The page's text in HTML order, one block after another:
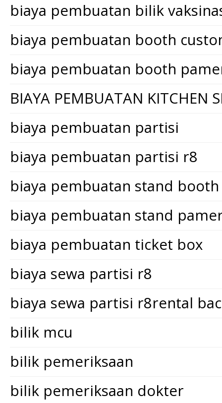
biaya pembuatan bilik
biaya pembuatan booth
biaya pembuatan booth
BIAYA PEMBUATAN KITCHEN
biaya pembuatan partisi
biaya pembuatan partisi r8
biaya pembuatan stand booth
biaya pembuatan stand
biaya pembuatan ticket box
biaya sewa partisi r8
biaya sewa partisi r8rental
bilik mcu
bilik pemeriksaan
bilik pemeriksaan dokter